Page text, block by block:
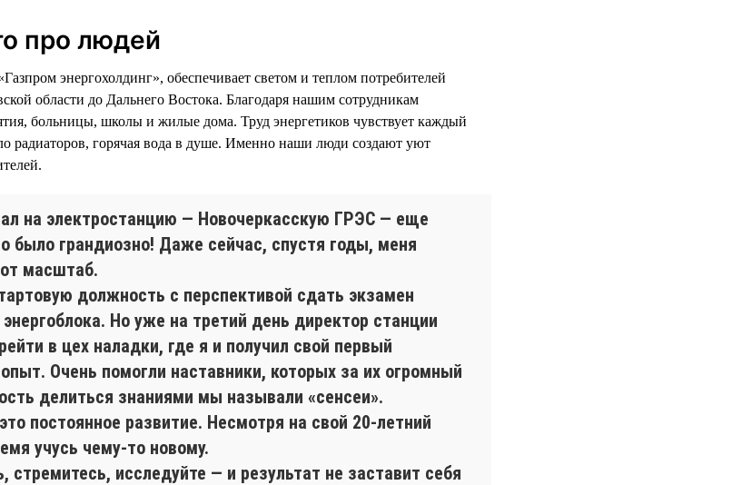
про людей
энергохолдинг», обеспечивает светом и теплом потребителей
области до Дальнего Востока. Благодаря нашим сотрудникам
больницы, школы и жилые дома. Труд энергетиков чувствует каждый
радиаторов, горячая вода в душе. Именно наши люди создают уют
на электростанцию — Новочеркасскую ГРЭС — еще
было грандиозно! Даже сейчас, спустя годы, меня
масштаб.
должность с перспективой сдать экзамен
Но уже на третий день директор станции
в цех наладки, где я и получил свой первый
Очень помогли наставники, которых за их огромный
делиться знаниями мы называли «сенсеи».
постоянное развитие. Несмотря на свой 20-летний
учусь чему-то новому.
стремитесь, исследуйте — и результат не заставит себя